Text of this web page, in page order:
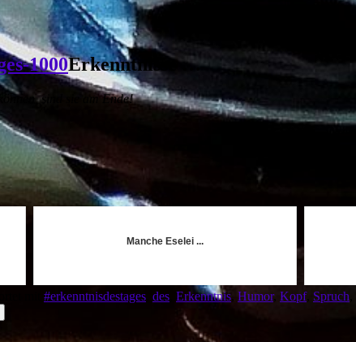
Erkenntnisse …
sind sie am Ende!
Manche Eselei ...
#erkenntnisdestages des Erkenntnis Humor, Kopf, Spruch